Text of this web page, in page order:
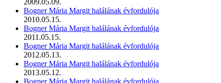
Bogner Mária Margit halálának évfordulója
2010.05.15.
Bogner Mária Margit halálának évfordulója
2011.05.15.
Bogner Mária Margit halálának évfordulója
2012.05.13.
Bogner Mária Margit halálának évfordulója
2013.05.12.
Bogner Mária Margit halálának évfordulója